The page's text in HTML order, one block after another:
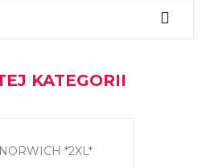
KATEGORII